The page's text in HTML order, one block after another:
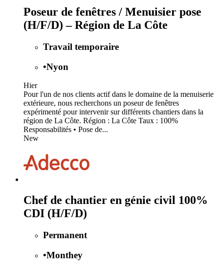
Poseur de fenêtres / Menuisier pose
(H/F/D) – Région de La Côte
Travail temporaire
•Nyon
Hier
Pour l'un de nos clients actif dans le domaine de la menuiserie
extérieure, nous recherchons un poseur de fenêtres
expérimenté pour intervenir sur différents chantiers dans la
région de La Côte. Région : La Côte Taux : 100%
Responsabilités • Pose de...
New
Chef de chantier en génie civil 100%
CDI (H/F/D)
Permanent
•Monthey